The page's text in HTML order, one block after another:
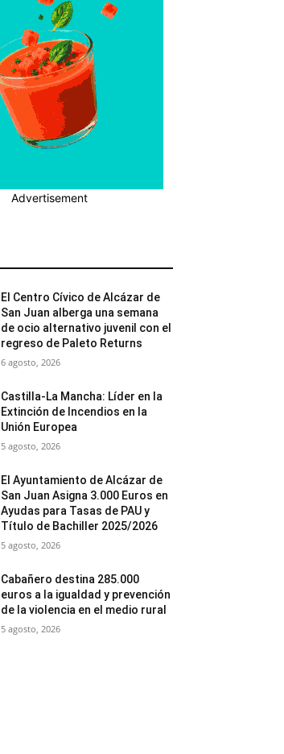
El Centro Cívico de Alcázar de
San Juan alberga una semana
de ocio alternativo juvenil con el
regreso de Paleto Returns
6 agosto, 2026
Castilla-La Mancha: Líder en la
Extinción de Incendios en la
Unión Europea
5 agosto, 2026
El Ayuntamiento de Alcázar de
San Juan Asigna 3.000 Euros en
Ayudas para Tasas de PAU y
Título de Bachiller 2025/2026
5 agosto, 2026
Cabañero destina 285.000
euros a la igualdad y prevención
de la violencia en el medio rural
5 agosto, 2026